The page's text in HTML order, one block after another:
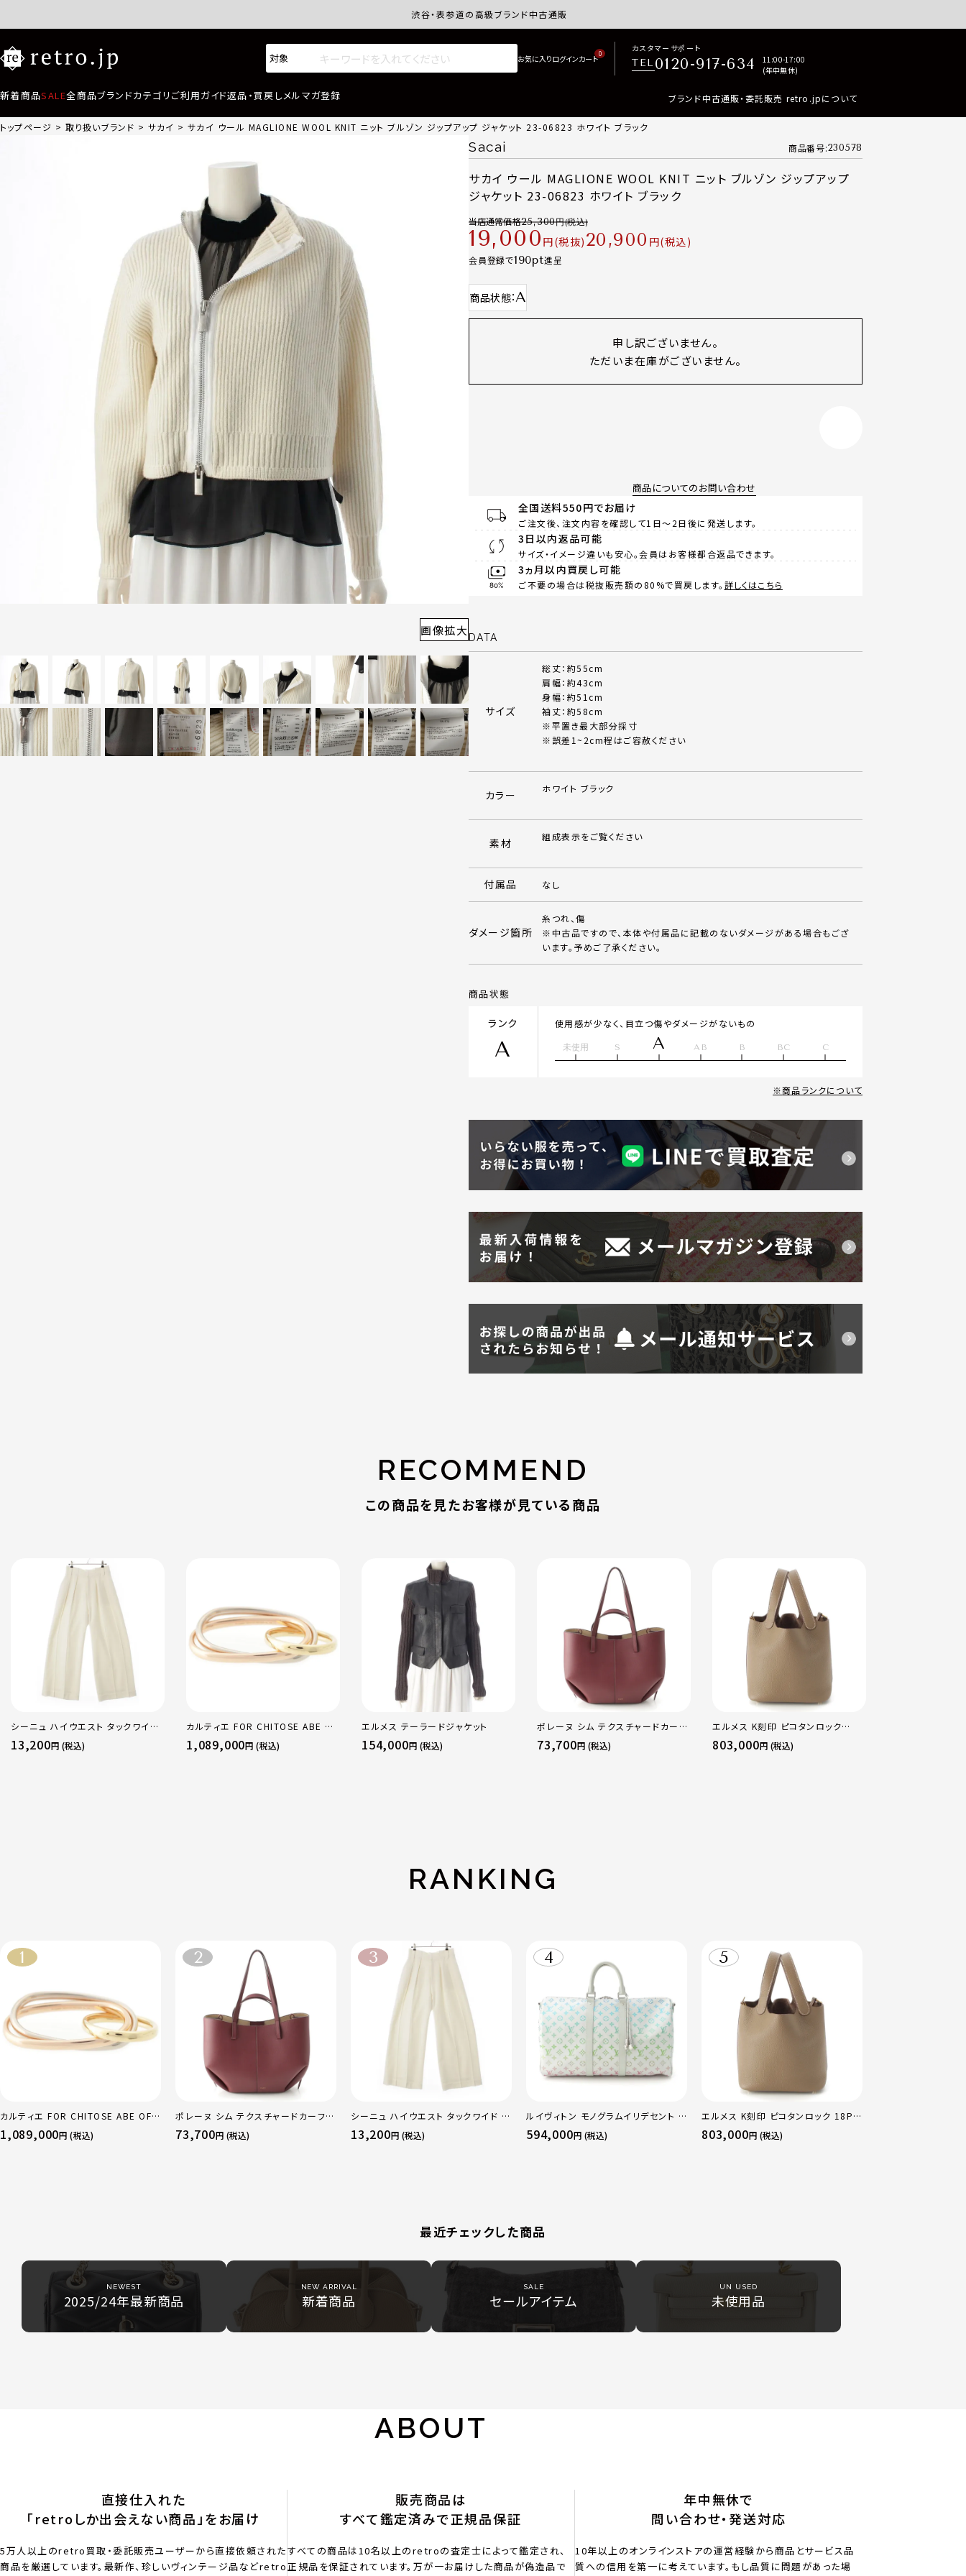
渋谷・表参道の高級ブランド中古通販サイトretro.jp商品はすべて正規品保証・返品可能（返品NG記載品を除く）
0
カスタマーサポート
TEL0120-917-634
11:00-17:00
(年中無休)
新着商品SALE全商品ブランドカテゴリ ご利用ガイド返品・買戻しメルマガ登録 ブランド中古通販・委託販売 retro.jpについて
トップページ 取り扱いブランド サカイ サカイ ウール MAGLIONE WOOL KNIT ニット ブルゾン ジップアップ ジャケット 23-06823 ホワイト ブラック
画像拡大
Sacai 商品番号 230578
サカイ ウール MAGLIONE WOOL KNIT ニット ブルゾン ジップアップ
ジャケット 23-06823 ホワイト ブラック
当店通常価格25,300
19,000 税抜 20,900 税込
会員登録で190 進呈
商品状態 A
申し訳ございません。
ただいま在庫がございません。
商品についてのお問い合わせ
全国送料550円でお届け
ご注文後、注文内容を確認して1日～2日後に発送します。
3日以内返品可能
サイズ・イメージ違いも安心。会員はお客様都合返品できます。
3ヵ月以内買戻し可能
ご不要の場合は税抜販売額の80%で買戻します。 詳しくはこちら
DATA
サイズ
総丈：約55cm
肩幅：約43cm
身幅：約51cm
袖丈：約58cm
※平置き最大部分採寸
※誤差1~2cm程はご容赦ください
カラー ホワイト ブラック
素材 組成表示をご覧ください
付属品 なし
ダメージ箇所
糸つれ、傷
※中古品ですので、本体や付属品に記載のないダメージがある場合もござ
います。予めご了承ください。
商品状態
ランク
A
使用感が少なく、目立つ傷やダメージがないもの
未使用 S A AB B BC C
商品ランクについて
RECOMMEND
この商品を見たお客様が見ている商品
シーニュ ハイウエスト タックワイド
パンツ ボトムス オフホワイト 0
13,200円 (税込)
カルティエ FOR CHITOSE ABE OF
sacai サカイ 750 YG×PG×WG
トリニティ リング 指輪 マルチカラー
1,089,000円 (税込)
エルメス テーラードジャケット
154,000円 (税込)
ポレーヌ シム テクスチャードカーフ
レザー トートバッグ ダークチェリー
レギュラー
73,700円 (税込)
エルメス K刻印 ピコタンロック
18PM トリヨン ハンドバッグ ゴール
ド金具 エトゥープ
803,000円 (税込)
RANKING
カルティエ FOR CHITOSE ABE OF
sacai サカイ 750 YG×PG×WG ト
リニティ リング 指輪 マルチカラー 50
1,089,000円 (税込)
ポレーヌ シム テクスチャードカーフレ
ザー トートバッグ ダークチェリー レギ
ュラー
73,700円 (税込)
シーニュ ハイウエスト タックワイド パ
ンツ ボトムス オフホワイト 0
13,200円 (税込)
ルイヴィトン モノグラムイリデセント キ
ーポルバンドリエール45 ボストンバッ
グ M13915 マルチカラー
594,000円 (税込)
エルメス K刻印 ピコタンロック 18PM
トリヨン ハンドバッグ ゴールド金具 エ
トゥープ
803,000円 (税込)
最近チェックした商品
NEWEST
2025/24年最新商品
NEW ARRIVAL
新着商品
SALE
セールアイテム
UN USED
未使用品
ABOUT
直接仕入れた
「retroしか出会えない商品」をお届け
5万人以上のretro買取・委託販売ユーザーから直接依頼された
商品を厳選しています。最新作、珍しいヴィンテージ品などretro
販売商品は
すべて鑑定済みで正規品保証
すべての商品は10名以上のretroの査定士によって鑑定され、
正規品を保証されています。万が一お届けした商品が偽造品で
年中無休で
問い合わせ・発送対応
10年以上のオンラインストアの運営経験から商品とサービス品
質への信用を第一に考えています。もし品質に問題があった場